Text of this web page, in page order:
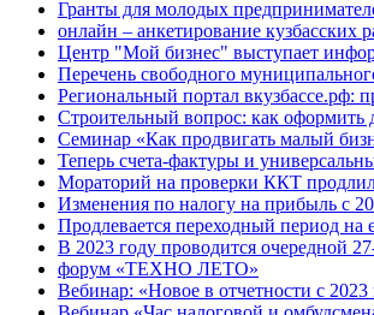
Гранты для молодых
онлайн – анкетирование кузбасских
Центр "Мой бизнес" выступает
Перечень свободного
Региональный портал вкузбассе.рф:
Строительный вопрос: как оформить
Семинар «Как продвигать малый
Теперь счета-фактуры и
Мораторий на проверки ККТ
Изменения по налогу на прибыль с
Продлевается переходный период
В 2023 году проводится очередной
форум «ТЕХНО ЛЕТО»
Вебинар: «Новое в отчетности с 2023